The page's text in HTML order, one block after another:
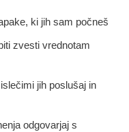
ki jih sam počneš
zvesti vrednotam
jih poslušaj in
odgovarjaj s